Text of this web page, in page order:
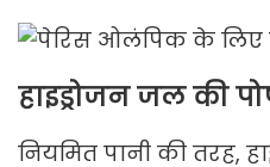
हाइड्रोजन जल की
नियमित पानी की तरह,